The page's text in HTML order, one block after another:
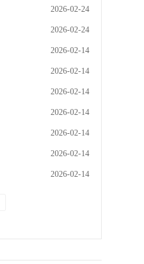
2026-02-24
2026-02-24
2026-02-14
2026-02-14
2026-02-14
2026-02-14
2026-02-14
2026-02-14
2026-02-14